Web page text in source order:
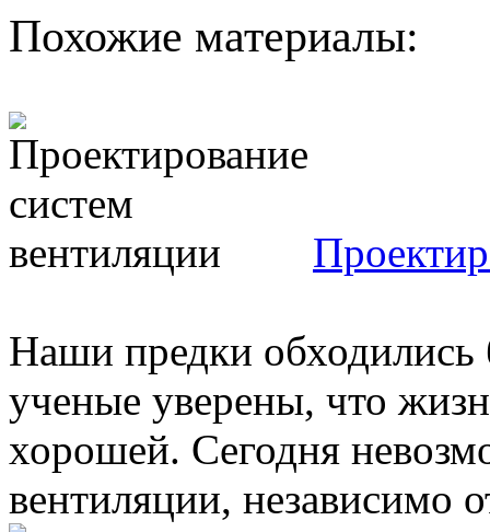
Похожие материалы:
Наши предки обходились
ученые уверены, что
хорошей. Сегодня
вентиляции, независимо